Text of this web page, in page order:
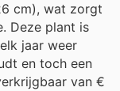
cm), wat zorgt
Deze plant is
jaar weer
en toch een
van €